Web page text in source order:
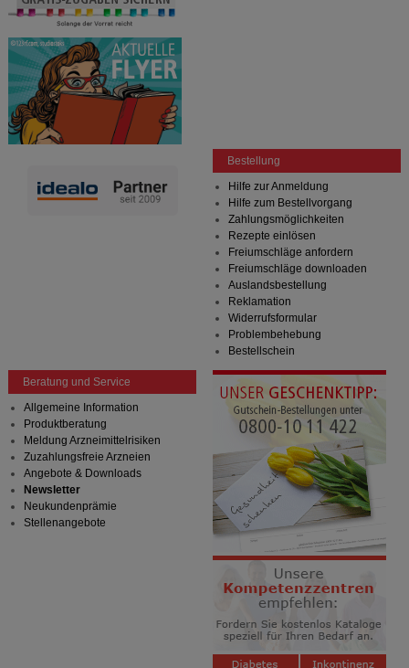
Bestellung
Hilfe zur Anmeldung
Hilfe zum Bestellvorgang
Zahlungsmöglichkeiten
Rezepte einlösen
Freiumschläge anfordern
Freiumschläge downloaden
Auslandsbestellung
Reklamation
Widerrufsformular
Problembehebung
Bestellschein
Beratung und Service
Allgemeine Information
Produktberatung
Meldung Arzneimittelrisiken
Zuzahlungsfreie Arzneien
Angebote & Downloads
Newsletter
Neukundenprämie
Stellenangebote